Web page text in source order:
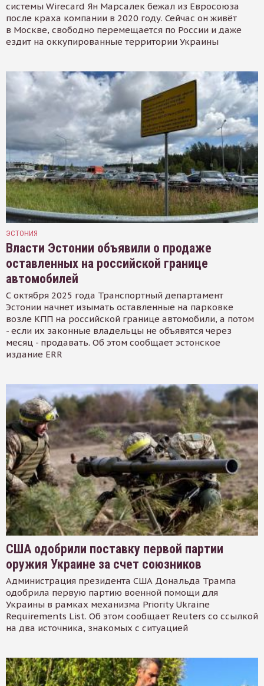
системы Wirecard Ян Марсалек бежал из Евросоюза
после краха компании в 2020 году. Сейчас он живёт
в Москве, свободно перемещается по России и даже
ездит на оккупированные территории Украины
ЭСТОНИЯ
Власти Эстонии объявили о продаже
оставленных на российской границе
автомобилей
С октября 2025 года Транспортный департамент
Эстонии начнет изымать оставленные на парковке
возле КПП на российской границе автомобили, а потом
- если их законные владельцы не объявятся через
месяц - продавать. Об этом сообщает эстонское
издание ERR
США одобрили поставку первой партии
оружия Украине за счет союзников
Администрация президента США Дональда Трампа
одобрила первую партию военной помощи для
Украины в рамках механизма Priority Ukraine
Requirements List. Об этом сообщает Reuters со ссылкой
на два источника, знакомых с ситуацией